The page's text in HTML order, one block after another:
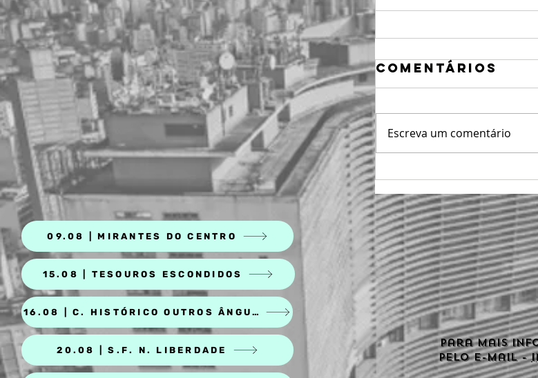
Comentários
Escreva um comentário
09.08 | MIRANTES DO CENTRO
16.08 | C. HISTÓRICO OUTROS ÂNGULOS
15.08 | TESOUROS ESCONDIDOS
20.08 | S.F. N. LIBERDADE
Para mais
pelo e-mail -